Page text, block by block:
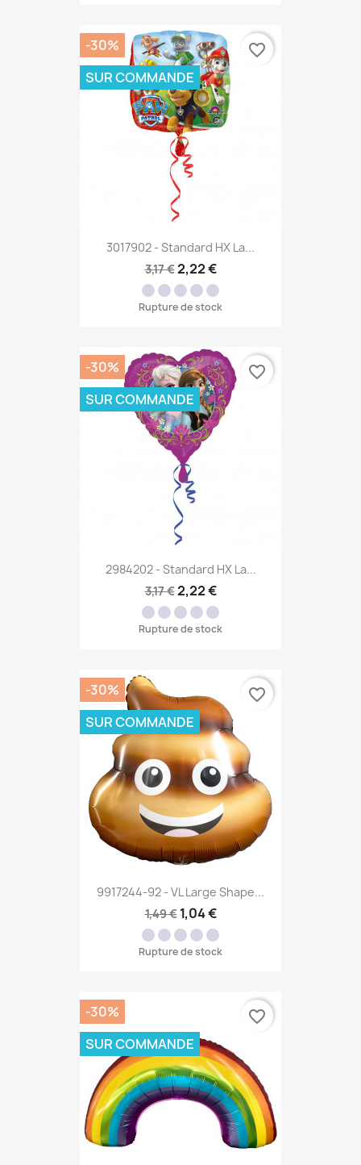
3017902 - Standard HX La...
3,17 €2,22 €
Rupture de stock
-30%
SUR COMMANDE
favorite_border
2984202 - Standard HX La...
3,17 €2,22 €
Rupture de stock
-30%
SUR COMMANDE
favorite_border
9917244-92 - VL Large Shape...
1,49 € 1,04 €
Rupture de stock
-30%
SUR COMMANDE
favorite_border
-30%
SUR COMMANDE
favorite_border